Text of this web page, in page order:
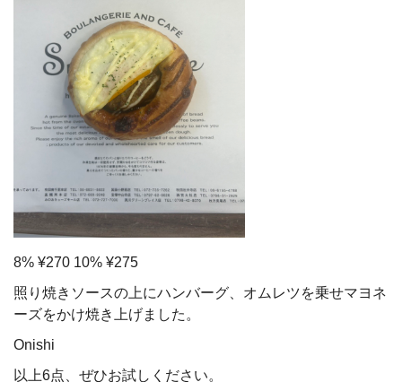
8% ¥270 10% ¥275
照り焼きソースの上にハンバーグ、オムレツを乗せマヨネ
ーズをかけ焼き上げました。
Onishi
以上6点、ぜひお試しください。